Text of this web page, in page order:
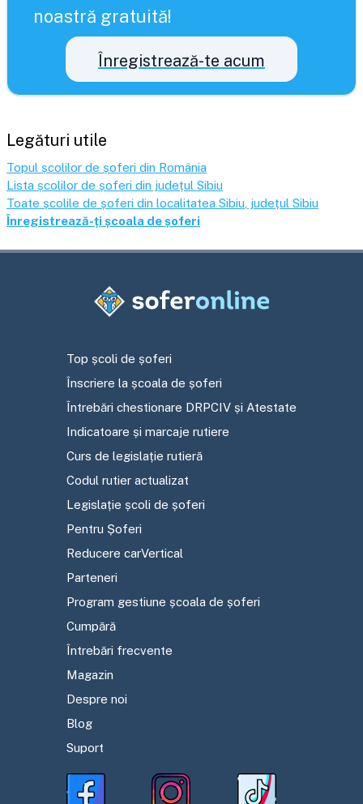
noastră gratuită!
Înregistrează-te acum
Legături utile
Topul școlilor de șoferi din România
Lista școlilor de șoferi din județul Sibiu
Toate școlile de șoferi din localitatea Sibiu , județul Sibiu
Înregistrează-ți școala de șoferi
Top școli de șoferi
Înscriere la școala de șoferi
Întrebări chestionare DRPCIV și Atestate
Indicatoare și marcaje rutiere
Curs de legislație rutieră
Codul rutier actualizat
Legislație școli de șoferi
Pentru Șoferi
Reducere carVertical
Parteneri
Program gestiune școala de șoferi
Cumpără
Întrebări frecvente
Magazin
Despre noi
Blog
Suport